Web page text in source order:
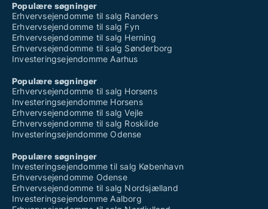
Populære søgninger
Erhvervsejendomme til salg Randers
Erhvervsejendomme til salg Fyn
Erhvervsejendomme til salg Herning
Erhvervsejendomme til salg Sønderborg
Investeringsejendomme Aarhus
Populære søgninger
Erhvervsejendomme til salg Horsens
Investeringsejendomme Horsens
Erhvervsejendomme til salg Vejle
Erhvervsejendomme til salg Roskilde
Investeringsejendomme Odense
Populære søgninger
Investeringsejendomme til salg København
Erhvervsejendomme Odense
Erhvervsejendomme til salg Nordsjælland
Investeringsejendomme Aalborg